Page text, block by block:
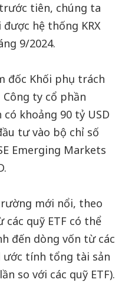
tiên, chúng ta
hệ thống KRX
9/2024.
đốc Khối phụ trách
ty cổ phần
có khoảng 90 tỷ USD
tư vào bộ chỉ số
Emerging Markets
mới nổi, theo
quỹ ETF có thể
đến dòng vốn từ các
ước tính tổng tài sản
so với các quỹ ETF).